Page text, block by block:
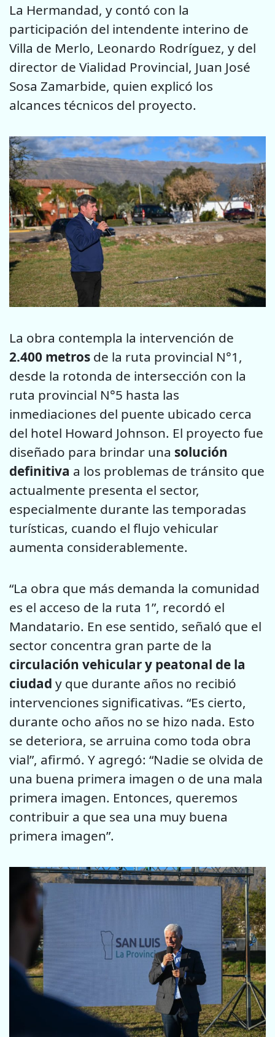
La Hermandad, y contó con la
participación del intendente interino de
Villa de Merlo, Leonardo Rodríguez, y del
director de Vialidad Provincial, Juan José
Sosa Zamarbide, quien explicó los
alcances técnicos del proyecto.
La obra contempla la intervención de
2.400 metros de la ruta provincial N°1,
desde la rotonda de intersección con la
ruta provincial N°5 hasta las
inmediaciones del puente ubicado cerca
del hotel Howard Johnson. El proyecto fue
diseñado para brindar una solución
definitiva a los problemas de tránsito que
actualmente presenta el sector,
especialmente durante las temporadas
turísticas, cuando el flujo vehicular
aumenta considerablemente.
“La obra que más demanda la comunidad
es el acceso de la ruta 1”, recordó el
Mandatario. En ese sentido, señaló que el
sector concentra gran parte de la
circulación vehicular y peatonal de la
ciudad y que durante años no recibió
intervenciones significativas. “Es cierto,
durante ocho años no se hizo nada. Esto
se deteriora, se arruina como toda obra
vial”, afirmó. Y agregó: “Nadie se olvida de
una buena primera imagen o de una mala
primera imagen. Entonces, queremos
contribuir a que sea una muy buena
primera imagen”.